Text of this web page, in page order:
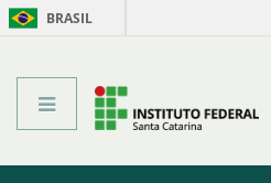
BRASIL